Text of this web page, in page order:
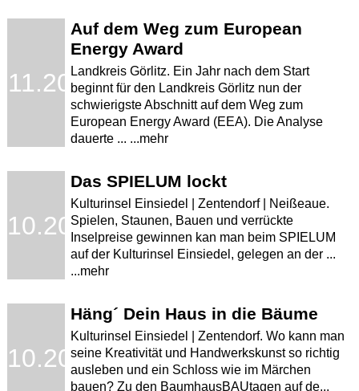
Auf dem Weg zum European
Energy Award
Landkreis Görlitz. Ein Jahr nach dem Start
beginnt für den Landkreis Görlitz nun der
schwierigste Abschnitt auf dem Weg zum
European Energy Award (EEA). Die Analyse
dauerte ... ...mehr
Das SPIELUM lockt
Kulturinsel Einsiedel | Zentendorf | Neißeaue.
Spielen, Staunen, Bauen und verrückte
Inselpreise gewinnen kan man beim SPIELUM
auf der Kulturinsel Einsiedel, gelegen an der ...
...mehr
Häng´ Dein Haus in die Bäume
Kulturinsel Einsiedel | Zentendorf. Wo kann man
seine Kreativität und Handwerkskunst so richtig
ausleben und ein Schloss wie im Märchen
bauen? Zu den BaumhausBAUtagen auf de...